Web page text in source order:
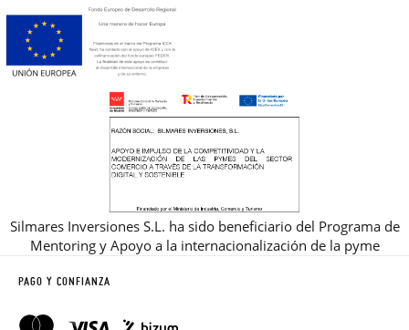
Silmares Inversiones S.L. ha sido beneficiario del Programa de
Mentoring y Apoyo a la internacionalización de la pyme
PAGO Y CONFIANZA